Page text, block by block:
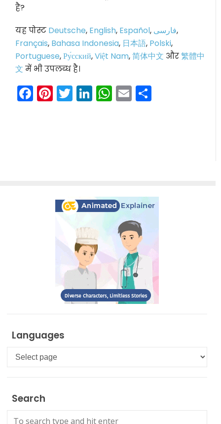
है?
यह पोस्ट Deutsche, English, Español, فارسی,
Français, Bahasa Indonesia, 日本語, Polski,
Portuguese,Ру́сский,Việt Nam,简体中文 और繁體中
文 में भी उपलब्ध है।
Facebook
Pinterest
Twitter
LinkedIn
WhatsApp
Email
Languages
Languages
Search